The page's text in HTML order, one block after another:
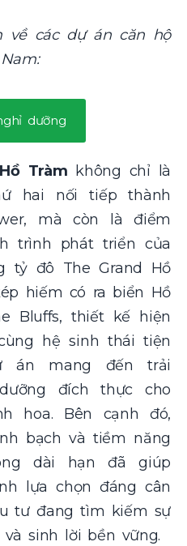
về các dự án căn hộ
dưỡng
Tràm không chỉ là
hai nối tiếp thành
mà còn là điểm
trình phát triển của
tỷ đô The Grand Hồ
hiếm có ra biển Hồ
Bluffs, thiết kế hiện
hệ sinh thái tiện
án mang đến trải
đích thực cho
hoa. Bên cạnh đó,
bạch và tiềm năng
dài hạn đã giúp
lựa chọn đáng cân
tư đang tìm kiếm sự
sinh lời bền vững.